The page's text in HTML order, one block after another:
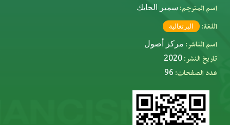
اسم المترجم: سمير الحايك
اللغة: البرتغالية
اسم الناشر: مركز أصول
تاريخ النشر: 2020
عدد الصفحات: 96